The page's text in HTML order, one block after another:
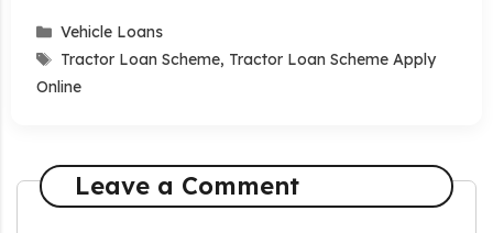
Categories
Vehicle Loans
Tags
Tractor Loan Scheme, Tractor Loan Scheme Apply
Online
Leave a Comment